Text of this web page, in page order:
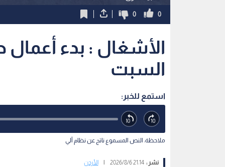
0
0
الأشغال : بدء أعمال
السبت
استمع للخبر:
ملاحظة: النص المسموع ناتج عن نظام آلي
نشر :21:14 2026/8/6 الأردن